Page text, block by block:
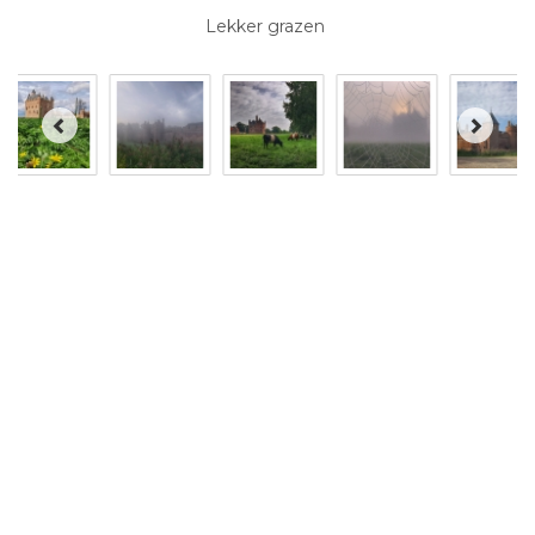
Lekker grazen